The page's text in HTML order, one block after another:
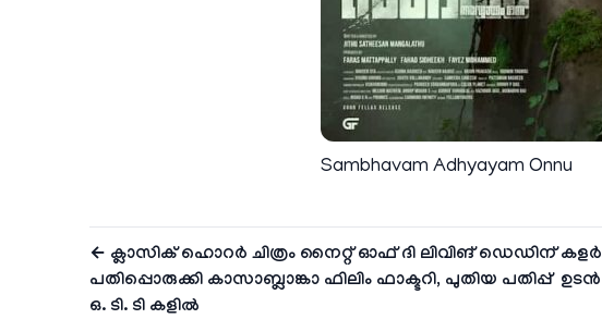
Sambhavam Adhyayam Onnu
← ക്ലാസിക് ഹൊറർ ചിത്രം നൈറ്റ് ഓഫ് ദി ലിവിങ് ഡെഡിന് കളർ
പതിപ്പൊരുക്കി കാസാബ്ലാങ്കാ ഫിലിം ഫാക്ടറി, പുതിയ പതിപ്പ് ഉടൻ
ഒ. ടി. ടി കളിൽ